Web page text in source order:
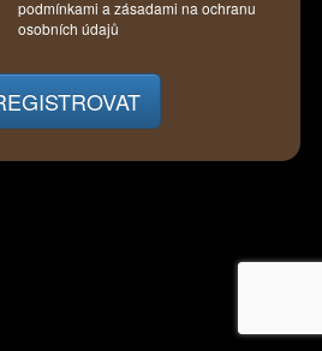
podmínkami azásadami na ochranu
osobních údajů